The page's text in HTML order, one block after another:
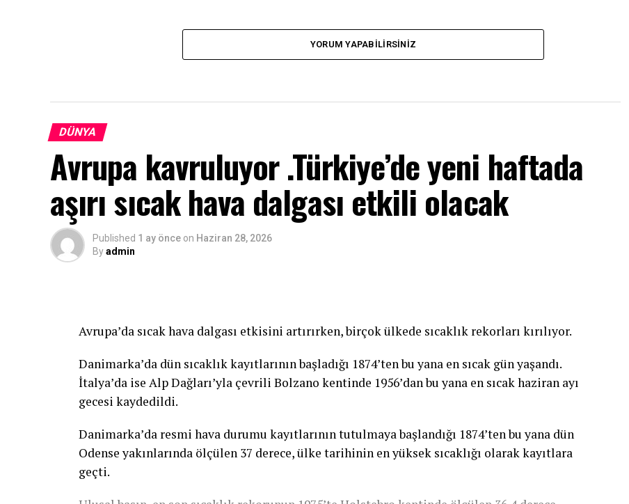
YORUM YAPABILIRSINIZ
DÜNYA
Avrupa kavruluyor .Türkiye’de yeni haftada
aşırı sıcak hava dalgası etkili olacak
Published 1 ay önce on Haziran 28, 2026
Byadmin
Avrupa’da sıcak hava dalgası etkisini artırırken, birçok ülkede sıcaklık rekorları kırılıyor.
Danimarka’da dün sıcaklık kayıtlarının başladığı 1874’ten bu yana en sıcak gün yaşandı.
İtalya’da ise Alp Dağları’yla çevrili Bolzano kentinde 1956’dan bu yana en sıcak haziran ayı
gecesi kaydedildi.
Danimarka’da resmi hava durumu kayıtlarının tutulmaya başlandığı 1874’ten bu yana dün
Odense yakınlarında ölçülen 37 derece, ülke tarihinin en yüksek sıcaklığı olarak kayıtlara
geçti.